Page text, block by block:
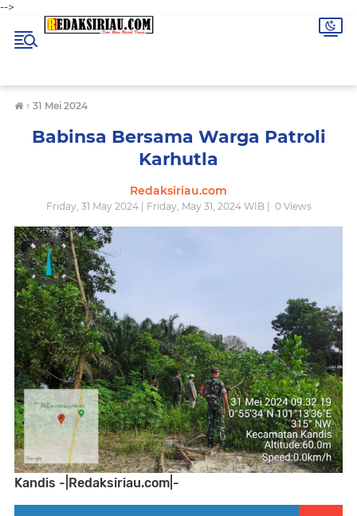
-->
› 31 Mei 2024
Babinsa Bersama Warga Patroli
Karhutla
Redaksiriau.com
Friday, 31 May 2024 | Friday, May 31, 2024 WIB | 0Views
Kandis -|Redaksiriau.com|-